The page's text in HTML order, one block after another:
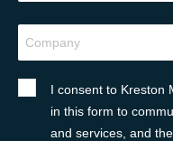
I consent to Kreston
in this form to
and services, and